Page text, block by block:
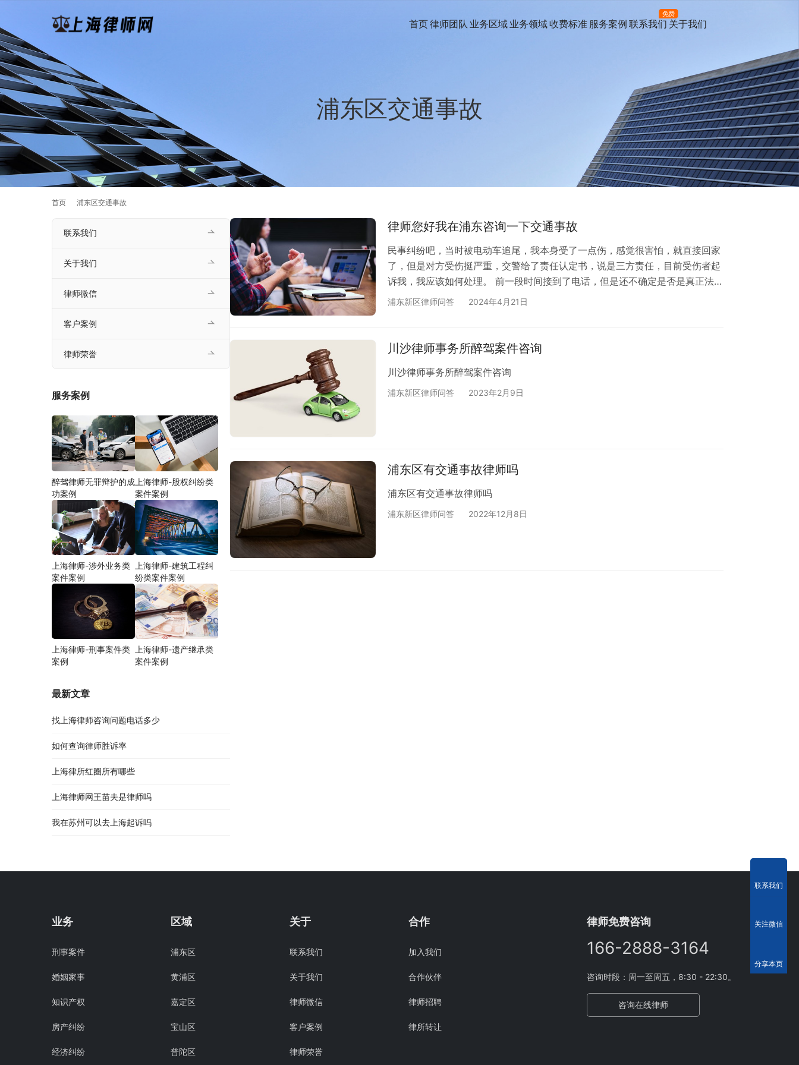
首页律师团队 业务区域 业务领域收费标准 服务案例 联系我们
免费
关于我们
浦东区交通事故
首页 浦东区交通事故
律师您好我在浦东咨询一下交通事故
民事纠纷吧，当时被电动车追尾，我本身受了一点伤，感觉很害怕，就直接回家
了，但是对方受伤挺严重，交警给了责任认定书，说是三方责任，目前受伤者起
诉我，我应该如何处理。 前一段时间接到了电话，但是还不确定是否是真正法院
的 当时不是本人接的，问的是不是本人，认识不认识本人，之后接电话的说不认
浦东新区律师问答 2024年4月21日
川沙律师事务所醉驾案件咨询
川沙律师事务所醉驾案件咨询
浦东新区律师问答 2023年2月9日
浦东区有交通事故律师吗
浦东区有交通事故律师吗
浦东新区律师问答 2022年12月8日
联系我们
关于我们
律师微信
客户案例
律师荣誉
服务案例
醉驾律师无罪辩护的成
功案例
上海律师-股权纠纷类
案件案例
上海律师-涉外业务类
案件案例
上海律师-建筑工程纠
纷类案件案例
上海律师-刑事案件类
案例
上海律师-遗产继承类
案件案例
最新文章
找上海律师咨询问题电话多少
如何查询律师胜诉率
上海律所红圈所有哪些
上海律师网王苗夫是律师吗
我在苏州可以去上海起诉吗
业务
刑事案件
婚姻家事
知识产权
房产纠纷
经济纠纷
区域
浦东区
黄浦区
嘉定区
宝山区
普陀区
关于
联系我们
关于我们
律师微信
客户案例
律师荣誉
合作
加入我们
合作伙伴
律师招聘
律所转让
律师免费咨询
166-2888-3164
咨询时段：周一至周五，8:30 - 22:30。
咨询在线律师
联系我们
关注微信
分享本页